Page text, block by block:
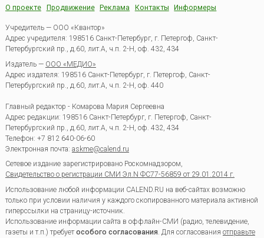
О проекте Продвижение Реклама Контакты Информеры
Учредитель — ООО «Квантор»
Адрес учредителя: 198516 Санкт-Петербург, г. Петергоф, Санкт-
Петербургский пр., д.60, лит.А, ч.п. 2-Н, оф. 432, 434
Издатель — ООО «МЕДИО»
Адрес издателя: 198516 Санкт-Петербург, г. Петергоф, Санкт-
Петербургский пр., д.60, лит.А, ч.п. 2-Н, оф. 440
Главный редактор - Комарова Мария Сергеевна
Адрес редакции: 198516 Санкт-Петербург, г. Петергоф Санкт-
Петербургский пр., д.60, лит.А, ч.п. 2-Н, оф. 432, 434
Телефон: +7 812 640-06-60
Электронная почта: askme@calend.ru
Сетевое издание зарегистрировано Роскомнадзором,
Свидетельство о регистрации СМИ Эл.N ФС77-56859 от 29.01.2014 г.
Использование любой информации CALEND.RU на веб-сайтах возможно
только при условии наличия у каждого скопированного материала активной
гиперссылки на страницу-источник.
Использование информации сайта в оффлайн-СМИ (радио, телевидение,
газеты и т.п.) требуетособого согласования. Для согласования отправьте